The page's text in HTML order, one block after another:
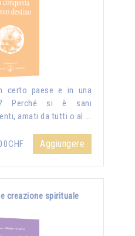
certo paese e in una
Perché si è sani
amati da tutti o al …
Aggiungere
creazione spirituale